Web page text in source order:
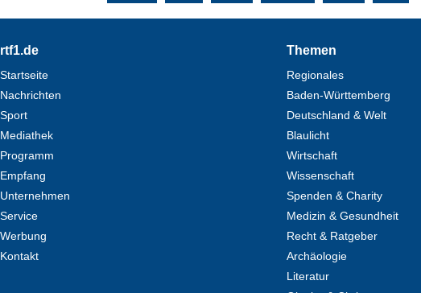
Footer
rtf1.de
Startseite
Nachrichten
Sport
Mediathek
Programm
Empfang
Unternehmen
Service
Werbung
Kontakt
Themen
Regionales
Baden-Württemberg
Deutschland & Welt
Blaulicht
Wirtschaft
Wissenschaft
Spenden & Charity
Medizin & Gesundheit
Recht & Ratgeber
Archäologie
Literatur